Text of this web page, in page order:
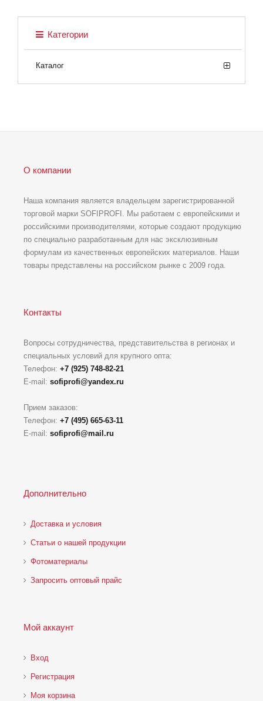
Категории
Каталог
О компании
Наша компания является владельцем зарегистрированной
торговой марки SOFIPROFI. Мы работаем с европейскими и
российскими производителями, которые создают продукцию
по специально разработанным для нас эксклюзивным
формулам из качественных европейских материалов. Наши
товары представлены на российском рынке с 2009 года.
Контакты
Вопросы сотрудничества, представительства в регионах и
специальных условий для крупного опта:
Телефон: +7 (925) 748-82-21
E-mail: sofiprofi@yandex.ru
Прием заказов:
Телефон: +7 (495) 665-63-11
E-mail: sofiprofi@mail.ru
Дополнительно
Доставка и условия
Статьи о нашей продукции
Фотоматериалы
Запросить оптовый прайс
Мой аккаунт
Вход
Регистрация
Моя корзина